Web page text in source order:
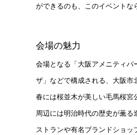
ができるのも、このイベントな
会場の魅力
会場となる「大阪アメニティパ
ザ」などで構成される、大阪
春には桜並木が美しい毛馬桜宮
周辺には明治時代の歴史が薫
ストランや有名ブランドショ